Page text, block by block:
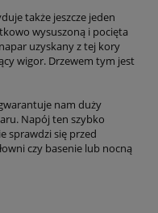
także jeszcze jeden
wysuszoną i pocięta
uzyskany z tej kory
wigor. Drzewem tym jest
nam duży
Napój ten szybko
sprawdzi się przed
czy basenie lub nocną